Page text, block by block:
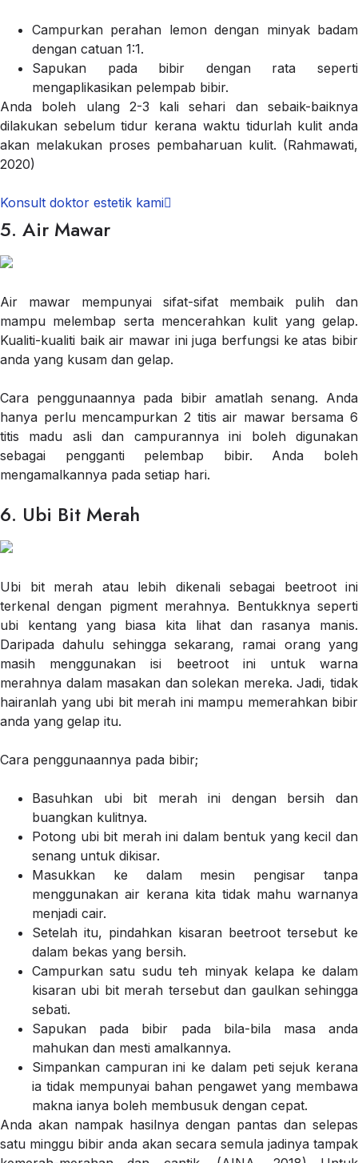
Campurkan perahan lemon dengan minyak badam
dengan catuan 1:1.
Sapukan pada bibir dengan rata seperti
mengaplikasikan pelempab bibir.
Anda boleh ulang 2-3 kali sehari dan sebaik-baiknya
dilakukan sebelum tidur kerana waktu tidurlah kulit anda
akan melakukan proses pembaharuan kulit. (Rahmawati,
2020)
Konsult doktor estetik kami
5. Air Mawar
Air mawar mempunyai sifat-sifat membaik pulih dan
mampu melembap serta mencerahkan kulit yang gelap.
Kualiti-kualiti baik air mawar ini juga berfungsi ke atas bibir
anda yang kusam dan gelap.
Cara penggunaannya pada bibir amatlah senang. Anda
hanya perlu mencampurkan 2 titis air mawar bersama 6
titis madu asli dan campurannya ini boleh digunakan
sebagai pengganti pelembap bibir. Anda boleh
mengamalkannya pada setiap hari.
6. Ubi Bit Merah
Ubi bit merah atau lebih dikenali sebagai beetroot ini
terkenal dengan pigment merahnya. Bentukknya seperti
ubi kentang yang biasa kita lihat dan rasanya manis.
Daripada dahulu sehingga sekarang, ramai orang yang
masih menggunakan isi beetroot ini untuk warna
merahnya dalam masakan dan solekan mereka. Jadi, tidak
hairanlah yang ubi bit merah ini mampu memerahkan bibir
anda yang gelap itu.
Cara penggunaannya pada bibir;
Basuhkan ubi bit merah ini dengan bersih dan
buangkan kulitnya.
Potong ubi bit merah ini dalam bentuk yang kecil dan
senang untuk dikisar.
Masukkan ke dalam mesin pengisar tanpa
menggunakan air kerana kita tidak mahu warnanya
menjadi cair.
Setelah itu, pindahkan kisaran beetroot tersebut ke
dalam bekas yang bersih.
Campurkan satu sudu teh minyak kelapa ke dalam
kisaran ubi bit merah tersebut dan gaulkan sehingga
sebati.
Sapukan pada bibir pada bila-bila masa anda
mahukan dan mesti amalkannya.
Simpankan campuran ini ke dalam peti sejuk kerana
ia tidak mempunyai bahan pengawet yang membawa
makna ianya boleh membusuk dengan cepat.
Anda akan nampak hasilnya dengan pantas dan selepas
satu minggu bibir anda akan secara semula jadinya tampak